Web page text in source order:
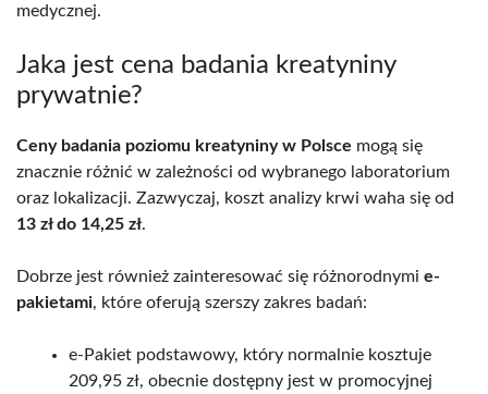
medycznej.
Jaka jest cena badania kreatyniny
prywatnie?
Ceny badania poziomu kreatyniny w Polsce mogą się
znacznie różnić w zależności od wybranego laboratorium
oraz lokalizacji. Zazwyczaj, koszt analizy krwi waha się od
13 zł do 14,25 zł.
Dobrze jest również zainteresować się różnorodnymi e-
pakietami, które oferują szerszy zakres badań:
e-Pakiet podstawowy, który normalnie kosztuje
209,95 zł, obecnie dostępny jest w promocyjnej